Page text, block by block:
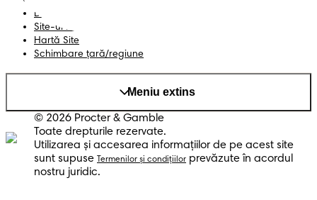
Datele Mele
Site-ul PG
Hartă Site
Schimbare ţară/regiune
Meniu extins
© 2026 Procter & Gamble
Toate drepturile rezervate.
Utilizarea şi accesarea informaţiilor de pe acest site
sunt supuse
Termenilor şi condiţiilor prevăzute în acordul
nostru juridic.